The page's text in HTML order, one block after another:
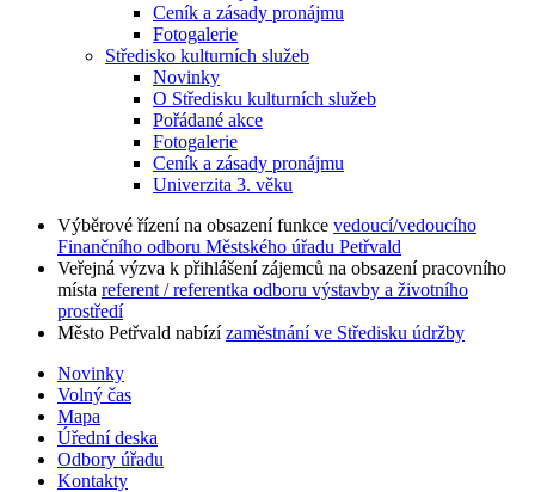
Ceník a zásady pronájmu
Fotogalerie
Středisko kulturních služeb
Novinky
O Středisku kulturních služeb
Pořádané akce
Fotogalerie
Ceník a zásady pronájmu
Univerzita 3. věku
Výběrové řízení na obsazení funkce vedoucí/vedoucího
Finančního odboru Městského úřadu Petřvald
Veřejná výzva k přihlášení zájemců na obsazení pracovního
místa referent / referentka odboru výstavby a životního
prostředí
Město Petřvald nabízízaměstnání ve Středisku údržby
Novinky
Volný čas
Mapa
Úřední deska
Odbory úřadu
Kontakty